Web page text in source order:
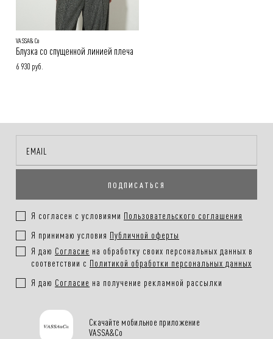
VASSA&Co
Блузка со спущенной линией плеча
6 930 руб.
ПОДПИСАТЬСЯ
Я согласен с условиями Пользовательского соглашения
Я принимаю условия Публичной оферты
Я даю Согласие на обработку своих персональных данных в
соответствии с Политикой обработки персональных данных
Я даю Согласие на получение рекламной рассылки
Скачайте мобильное приложение
VASSA&Co